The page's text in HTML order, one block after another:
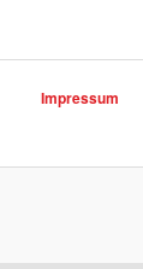
Impressum